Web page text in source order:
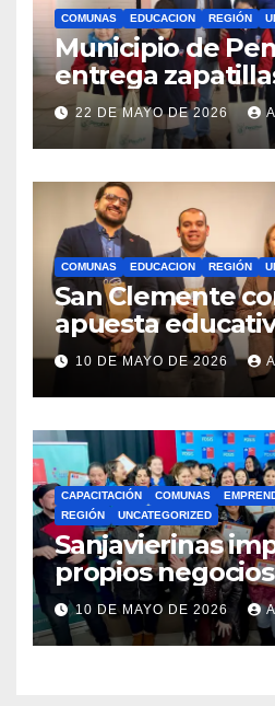
COMUNAS EDUCACION REGIÓN
Municipio de
entrega
estudiantes con
Royalty Minero
22 DE MAYO DE 2026
COMUNAS EDUCACION REGIÓN
San Clemente
apuesta
lanzamiento del
Preuniversitario
10 DE MAYO DE 2026
CAPACITACIÓN COMUNAS
REGIÓN
UNCATEGORIZED
Sanjavierinas
propios
capacitarse junto
10 DE MAYO DE 2026